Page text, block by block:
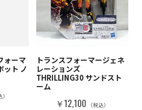
ォーマ
ット ノ
トランスフォーマージェネ
レーションズ
THRILLING30 サンドスト
ーム
￥12,100 （税込）